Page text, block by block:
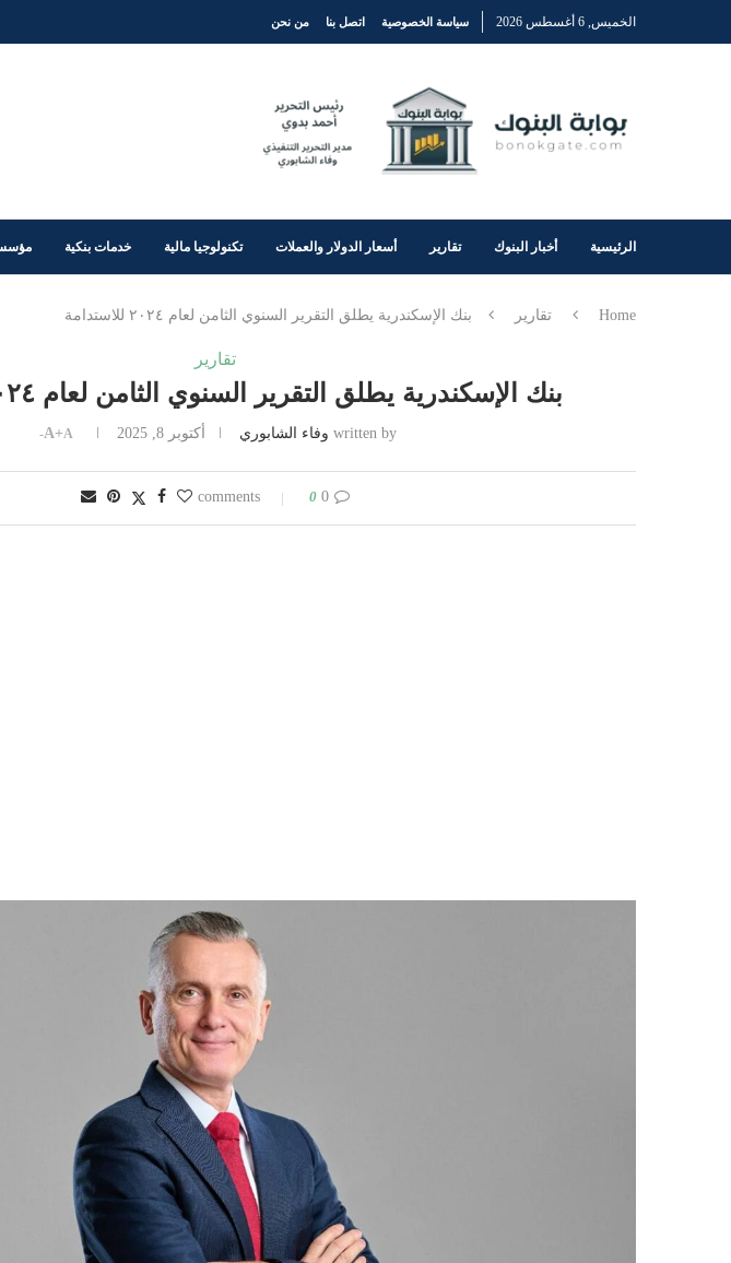
الخميس, 6 أغسطس 2026 سياسة الخصوصية اتصل بنا من نحن
الرئيسية أخبار البنوك تقارير أسعار الدولار والعملات تكنولوجيا مالية خدمات بنكية
Home تقارير بنك الإسكندرية يطلق التقرير السنوي الثامن لعام ٢٠٢٤ للاستدامة
تقارير
بنك الإسكندرية يطلق التقرير السنوي الثامن لعام ٢٠٢٤ للاستدامة
written by وفاء الشابوري أكتوبر 8, 2025 A+A-
0 comments
0